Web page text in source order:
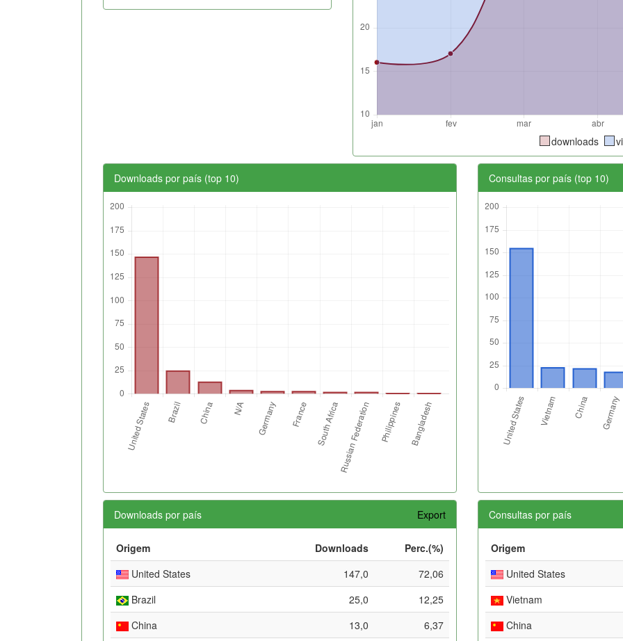
downloads
Downloads por país (top 10) Consultas por país (top 10)
Downloads por país Export
Origem Downloads
Perc.(%)
United States
147,0
72,06
Brazil
25,0
12,25
China
13,0
6,37
Consultas por país
Origem
United States
Vietnam
China